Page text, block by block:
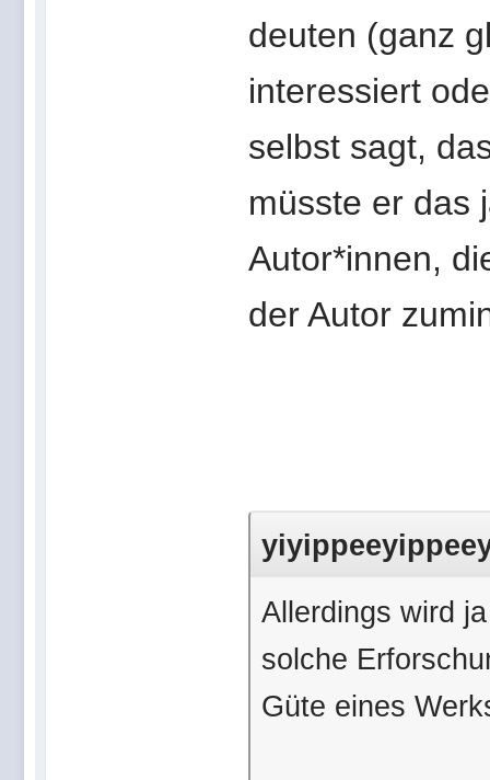
deuten (ganz
interessiert
selbst sagt,
müsste er das
Autor*innen,
der Autor
Allerdings wird
solche
Güte eines